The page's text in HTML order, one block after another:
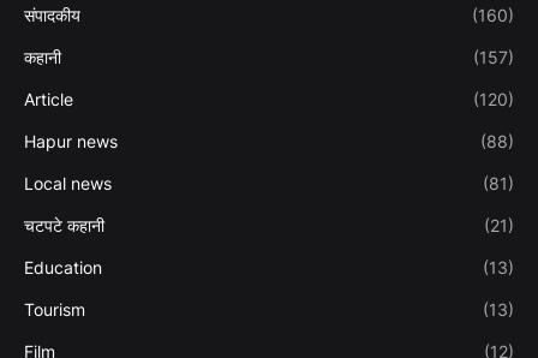
संपादकीय (160)
कहानी (157)
Article (120)
Hapur news (88)
Local news (81)
चटपटे कहानी (21)
Education (13)
Tourism (13)
Film (12)